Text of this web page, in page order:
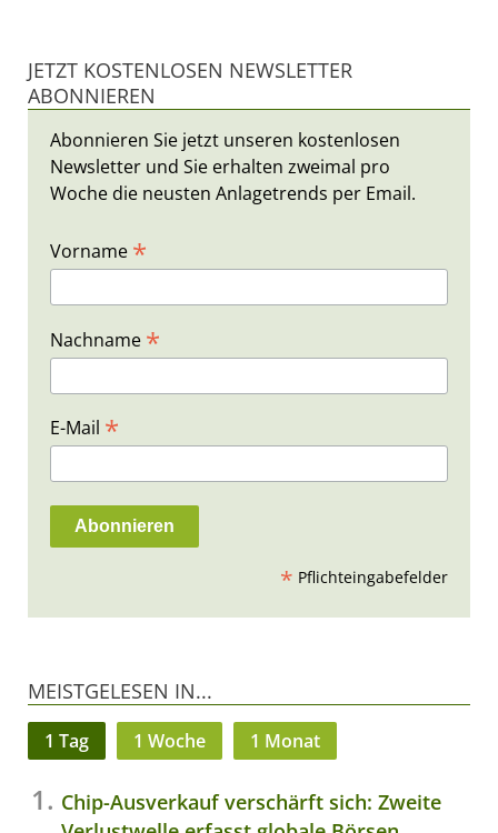
JETZT KOSTENLOSEN NEWSLETTER
ABONNIEREN
Abonnieren Sie jetzt unseren kostenlosen
Newsletter und Sie erhalten zweimal pro
Woche die neusten Anlagetrends per Email.
Vorname *
Nachname *
E-Mail *
* Pflichteingabefelder
MEISTGELESEN IN...
1 Tag 1 Woche 1 Monat
Chip-Ausverkauf verschärft sich: Zweite